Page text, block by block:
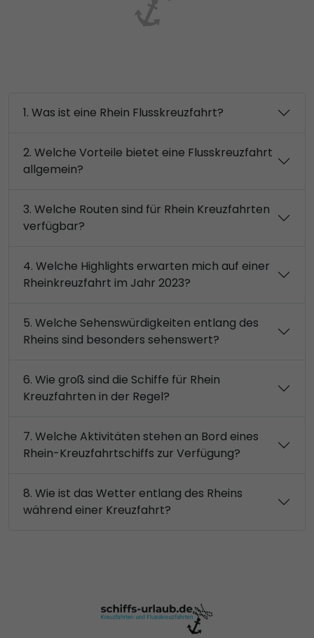
1. Was ist eine Rhein Flusskreuzfahrt?
2. Welche Vorteile bietet eine Flusskreuzfahrt
allgemein?
3. Welche Routen sind für Rhein Kreuzfahrten
verfügbar?
4. Welche Highlights erwarten mich auf einer
Rheinkreuzfahrt im Jahr 2023?
5. Welche Sehenswürdigkeiten entlang des
Rheins sind besonders sehenswert?
6. Wie groß sind die Schiffe für Rhein
Kreuzfahrten in der Regel?
7. Welche Aktivitäten stehen an Bord eines
Rhein-Kreuzfahrtschiffs zur Verfügung?
8. Wie ist das Wetter entlang des Rheins
während einer Kreuzfahrt?